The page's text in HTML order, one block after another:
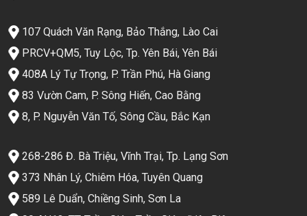
107 Quách Văn Rạng, Bảo Thắng, Lào Cai
PRCV+QM5, Tuy Lộc, Tp. Yên Bái, Yên Bái
408A Lý Tự Trọng, P. Trần Phú, Hà Giang
83 Vườn Cam, P. Sông Hiến, Cao Bằng
8, P. Nguyễn Văn Tố, Sông Cầu, Bắc Kạn
268-286 Đ. Bà Triệu, Vĩnh Trại, Tp. Lạng Sơn
373 Nhân Lý, Chiêm Hóa, Tuyên Quang
589 Lê Duẩn, Chiềng Sinh, Sơn La